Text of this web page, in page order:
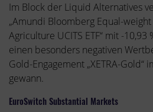
Im Block der Liquid Alternatives
„Amundi Bloomberg Equal-
Agriculture UCITS ETF“ mit -
einen besonders negativen
Gold-Engagement „XETRA-Gold“
gewann.
EuroSwitch Substantial Markets